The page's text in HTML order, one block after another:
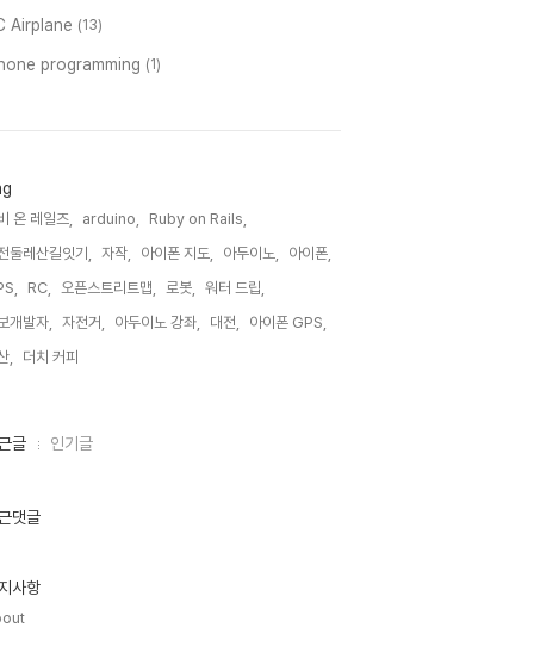
Airplane (13)
programming (1)
온 레일즈, arduino,
Ruby on Rails,
둘레산길잇기,
자작, 아이폰 지도, 아두이노,
아이폰,
RC, 오픈스트리트맵, 로봇,
워터 드립,
개발자,
자전거, 아두이노 강좌, 대전,
아이폰 GPS,
,
더치 커피,
글 인기글
댓글
사항